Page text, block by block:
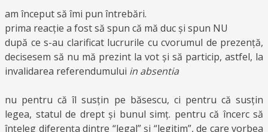
am început să îmi pun întrebări.
prima reacție a fost să spun că mă duc și spun NU
după ce s-au clarificat lucrurile cu cvorumul de prezență,
decisesem să nu mă prezint la vot și să particip, astfel, la
invalidarea referendumului in absentia
nu pentru că îl susțin pe băsescu, ci pentru că susțin
legea, statul de drept și bunul simț. pentru că încerc să
înțeleg diferența dintre “legal” și “legitim”, de care vorbea